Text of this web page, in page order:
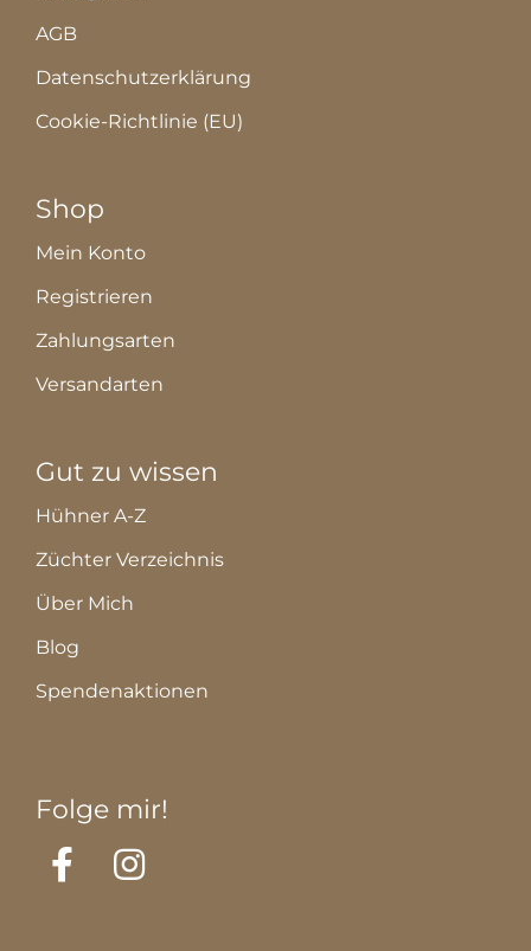
AGB
Datenschutzerklärung
Cookie-Richtlinie (EU)
Shop
Mein Konto
Registrieren
Zahlungsarten
Versandarten
Gut zu wissen
Hühner A-Z
Züchter Verzeichnis
Über Mich
Blog
Spendenaktionen
Folge mir!